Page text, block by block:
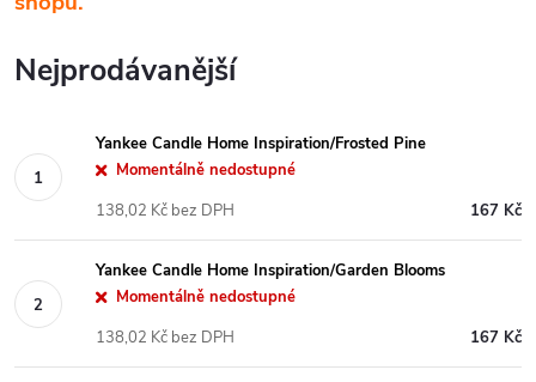
Nejprodávanější
Yankee Candle Home Inspiration/Frosted Pine
Momentálně nedostupné
167 Kč
138,02 Kč bez DPH
Yankee Candle Home Inspiration/Garden Blooms
Momentálně nedostupné
167 Kč
138,02 Kč bez DPH